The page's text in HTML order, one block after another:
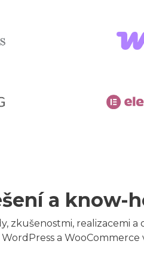
a know-
zkušenostmi, realizacemi
a WooCommerce